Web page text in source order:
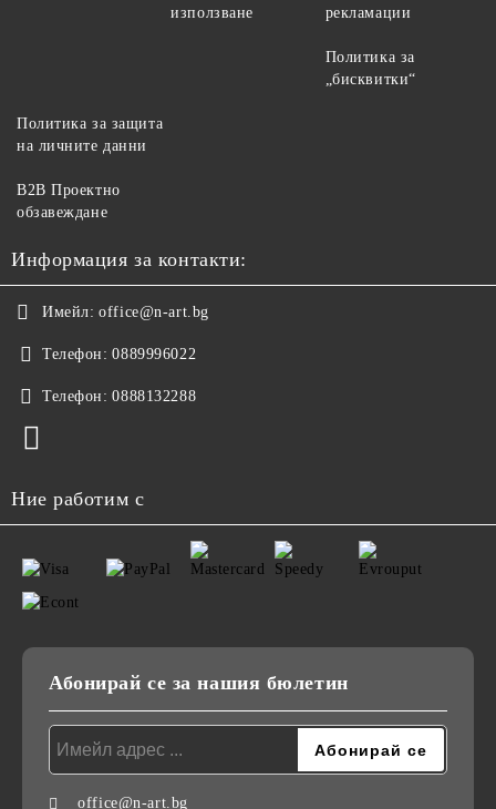
използване
рекламации
Политика за
„бисквитки“
Политика за защита
на личните данни
B2B Проектно
обзавеждане
Информация за контакти:
Имейл: office@n-art.bg
Телефон: 0889996022
Телефон: 0888132288
Ние работим с
Абонирай се за нашия бюлетин
office@n-art.bg